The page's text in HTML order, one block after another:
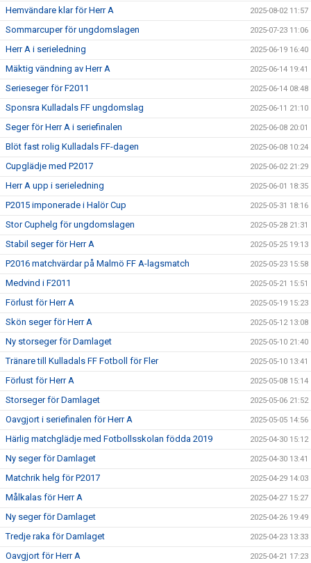
Hemvändare klar för Herr A 2025-08-02 11:57
Sommarcuper för ungdomslagen 2025-07-23 11:06
Herr A i serieledning 2025-06-19 16:40
Mäktig vändning av Herr A 2025-06-14 19:41
Serieseger för F2011 2025-06-14 08:48
Sponsra Kulladals FF ungdomslag 2025-06-11 21:10
Seger för Herr A i seriefinalen 2025-06-08 20:01
Blöt fast rolig Kulladals FF-dagen 2025-06-08 10:24
Cupglädje med P2017 2025-06-02 21:29
Herr A upp i serieledning 2025-06-01 18:35
P2015 imponerade i Halör Cup 2025-05-31 18:16
Stor Cuphelg för ungdomslagen 2025-05-28 21:31
Stabil seger för Herr A 2025-05-25 19:13
P2016 matchvärdar på Malmö FF A-lagsmatch 2025-05-23 15:58
Medvind i F2011 2025-05-21 15:51
Förlust för Herr A 2025-05-19 15:23
Skön seger för Herr A 2025-05-12 13:08
Ny storseger för Damlaget 2025-05-10 21:40
Tränare till Kulladals FF Fotboll för Fler 2025-05-10 13:41
Förlust för Herr A 2025-05-08 15:14
Storseger för Damlaget 2025-05-06 21:52
Oavgjort i seriefinalen för Herr A 2025-05-05 14:56
Härlig matchglädje med Fotbollsskolan födda 2019 2025-04-30 15:12
Ny seger för Damlaget 2025-04-30 13:41
Matchrik helg för P2017 2025-04-29 14:03
Målkalas för Herr A 2025-04-27 15:27
Ny seger för Damlaget 2025-04-26 19:49
Tredje raka för Damlaget 2025-04-23 13:33
Oavgjort för Herr A 2025-04-21 17:23